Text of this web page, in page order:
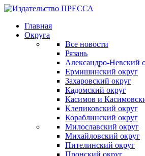
Главная
Округа
Все новости
Рязань
Александро-Невский
Ермишинский округ
Захаровский округ
Кадомский округ
Касимов и
Клепиковский округ
Кораблинский округ
Милославский округ
Михайловский округ
Пителинский округ
Пронский округ